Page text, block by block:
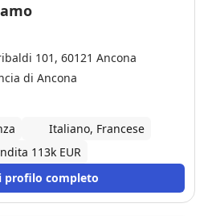
101, 60121 Ancona
di Ancona
Italiano, Francese
113k EUR
profilo completo